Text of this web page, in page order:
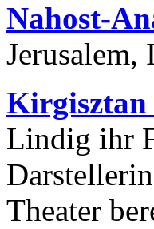
Nahost-
Jerusalem,
Kirgisztan
Lindig ihr
Theater